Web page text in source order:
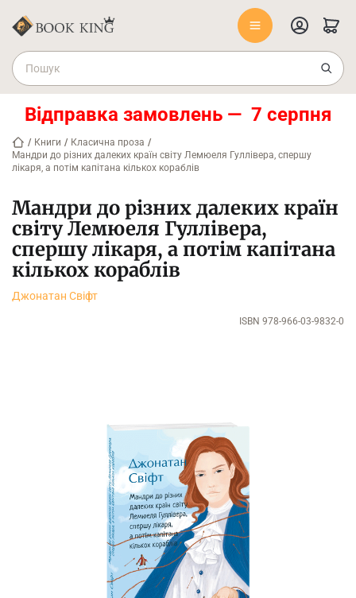
Відправка замовлень — 7 серпня
/ Книги / Класична проза /
Мандри до різних далеких країн світу Лемюеля Гуллівера, спершу
лікаря, а потім капітана кількох кораблів
Мандри до різних далеких країн
світу Лемюеля Гуллівера,
спершу лікаря, а потім капітана
кількох кораблів
Джонатан Свiфт
ISBN 978-966-03-9832-0